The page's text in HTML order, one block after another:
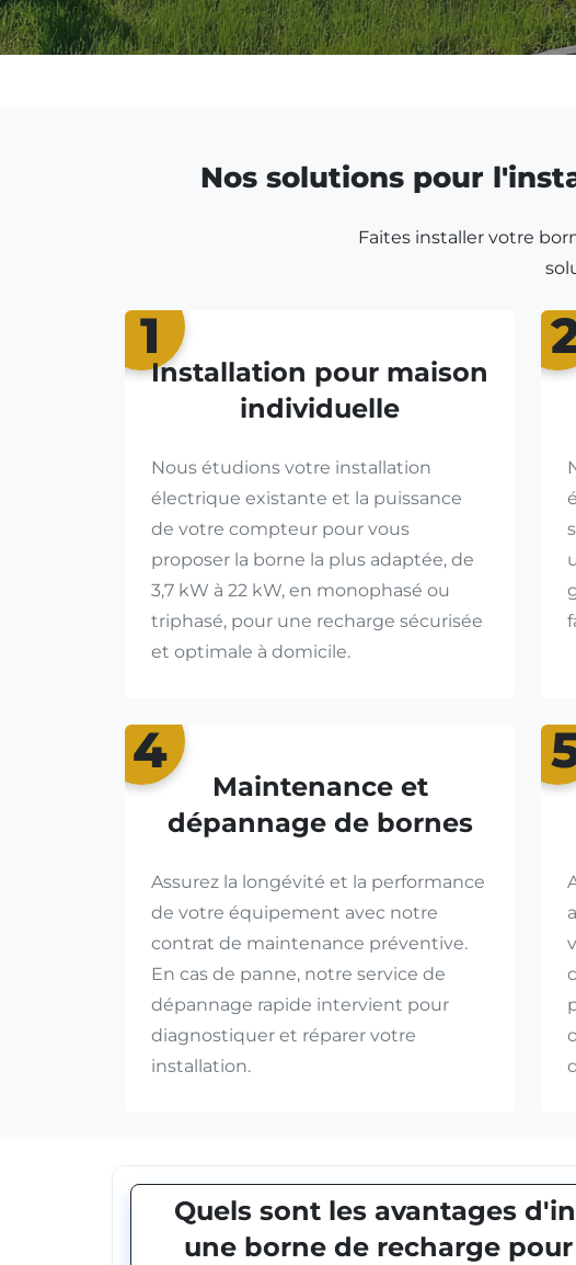
Nos solutions pour
Faites installer votre
1
Installation pour maison
individuelle
Nous étudions votre installation
électrique existante et la puissance
de votre compteur pour vous
proposer la borne la plus adaptée, de
3,7 kW à 22 kW, en monophasé ou
triphasé, pour une recharge sécurisée
et optimale à domicile.
4
Maintenance et
dépannage de bornes
Assurez la longévité et la performance
de votre équipement avec notre
contrat de maintenance préventive.
En cas de panne, notre service de
dépannage rapide intervient pour
diagnostiquer et réparer votre
installation.
Quels sont les avantages
une borne de recharge